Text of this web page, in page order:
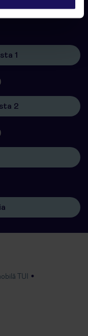
1
2
TUI